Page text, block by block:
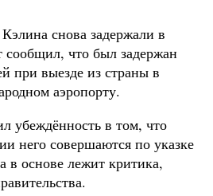
снова задержали в
сообщил, что был задержан
при выезде из страны в
аэропорту.
убеждённость в том, что
него совершаются по указке
в основе лежит критика,